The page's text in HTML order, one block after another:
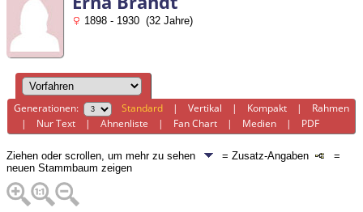
1898 - 1930 (32 Jahre)
Generationen: Standard |Vertikal | Kompakt | Rahmen
| Nur Text |Ahnenliste | Fan Chart | Medien | PDF
Ziehen oder scrollen, um mehr zu sehen = Zusatz-Angaben
=
neuen Stammbaum zeigen